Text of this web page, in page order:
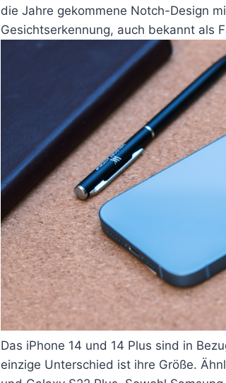
die Jahre gekommene Notch-Design
Gesichtserkennung, auch bekannt als
Das iPhone 14 und 14 Plus sind in
einzige Unterschied ist ihre Größe.